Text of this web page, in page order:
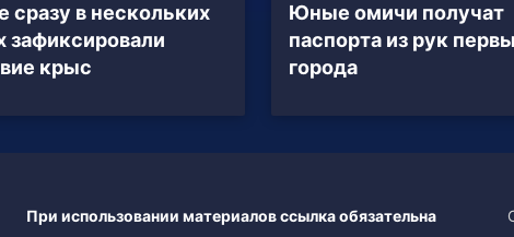
сразу в нескольких
зафиксировали
крыс
Юные омичи получат
паспорта из рук
города
При использовании материалов ссылка обязательна